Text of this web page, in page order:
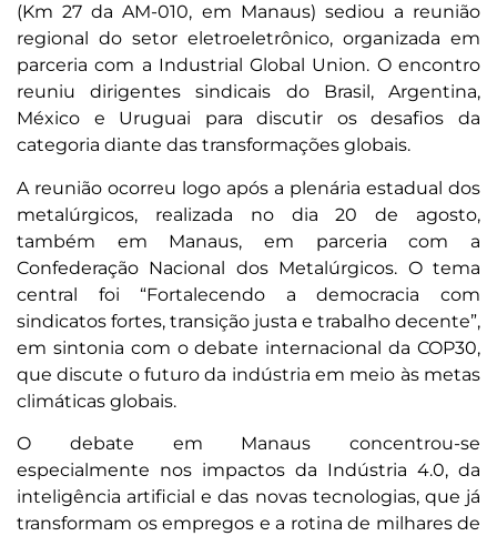
(Km 27 da AM-010, em Manaus) sediou a reunião
regional do setor eletroeletrônico, organizada em
parceria com a Industrial Global Union. O encontro
reuniu dirigentes sindicais do Brasil, Argentina,
México e Uruguai para discutir os desafios da
categoria diante das transformações globais.
A reunião ocorreu logo após a plenária estadual dos
metalúrgicos, realizada no dia 20 de agosto,
também em Manaus, em parceria com a
Confederação Nacional dos Metalúrgicos. O tema
central foi “Fortalecendo a democracia com
sindicatos fortes, transição justa e trabalho decente”,
em sintonia com o debate internacional da COP30,
que discute o futuro da indústria em meio às metas
climáticas globais.
O debate em Manaus concentrou-se
especialmente nos impactos da Indústria 4.0, da
inteligência artificial e das novas tecnologias, que já
transformam os empregos e a rotina de milhares de